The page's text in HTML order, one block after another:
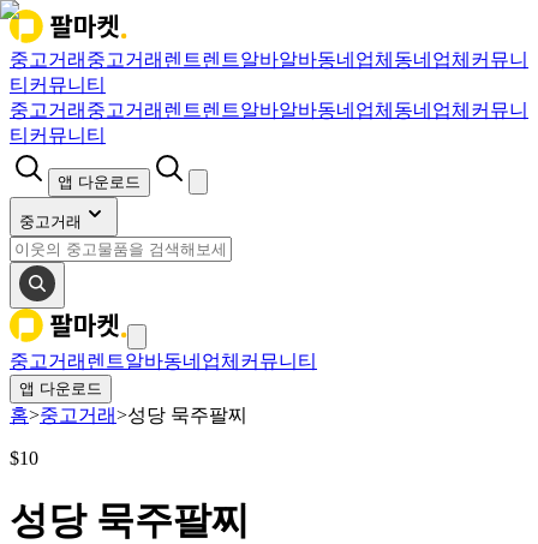
중고거래 중고거래 렌트렌트알바알바동네업체 동네업체 커뮤니
티 커뮤니티
중고거래 중고거래 렌트렌트알바알바동네업체 동네업체 커뮤니
티 커뮤니티
앱 다운로드
중고거래
중고거래 렌트알바동네업체 커뮤니티
앱 다운로드
홈>중고거래>성당 묵주팔찌
$10
성당 묵주팔찌